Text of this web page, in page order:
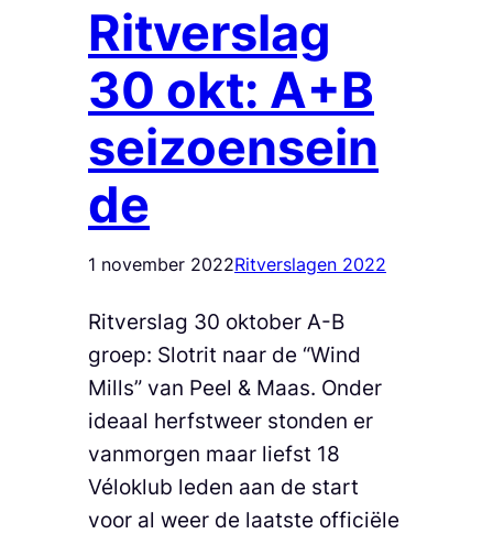
Ritverslag
30 okt: A+B
seizoensein
de
1 november 2022Ritverslagen 2022
Ritverslag 30 oktober A-B
groep: Slotrit naar de “Wind
Mills” van Peel & Maas. Onder
ideaal herfstweer stonden er
vanmorgen maar liefst 18
Véloklub leden aan de start
voor al weer de laatste officiële